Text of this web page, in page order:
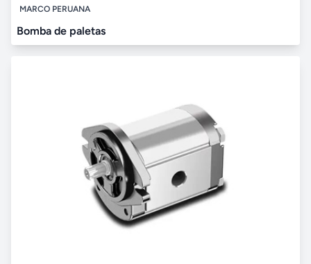
MARCO PERUANA
Bomba de paletas